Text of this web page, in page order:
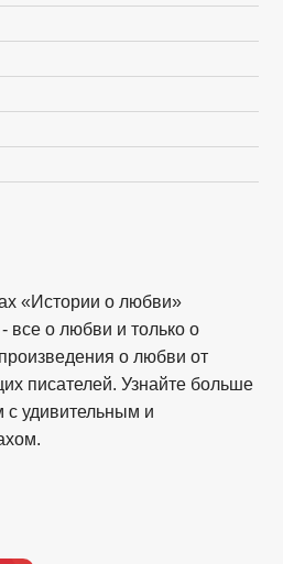
«Истории о любви»
все о любви и только о
о любви от
писателей. Узнайте больше
удивительным и